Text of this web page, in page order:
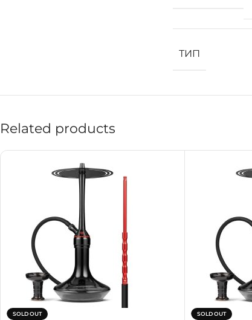
ТИП
Related products
SOLD OUT SOLD OUT